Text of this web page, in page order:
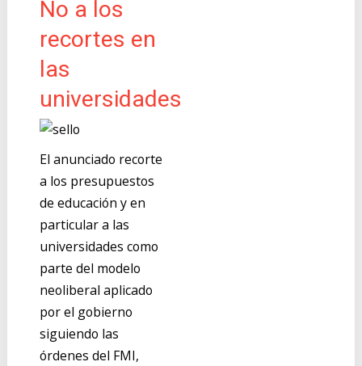
No a los
recortes en
las
universidades
El anunciado recorte
a los presupuestos
de educación y en
particular a las
universidades como
parte del modelo
neoliberal aplicado
por el gobierno
siguiendo las
órdenes del FMI,